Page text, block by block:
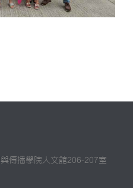
傳播學院人文館206-207室